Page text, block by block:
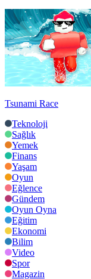
Tsunami Race
Teknoloji
Sağlık
Yemek
Finans
Yaşam
Oyun
Eğlence
Gündem
Oyun Oyna
Eğitim
Ekonomi
Bilim
Video
Spor
Magazin